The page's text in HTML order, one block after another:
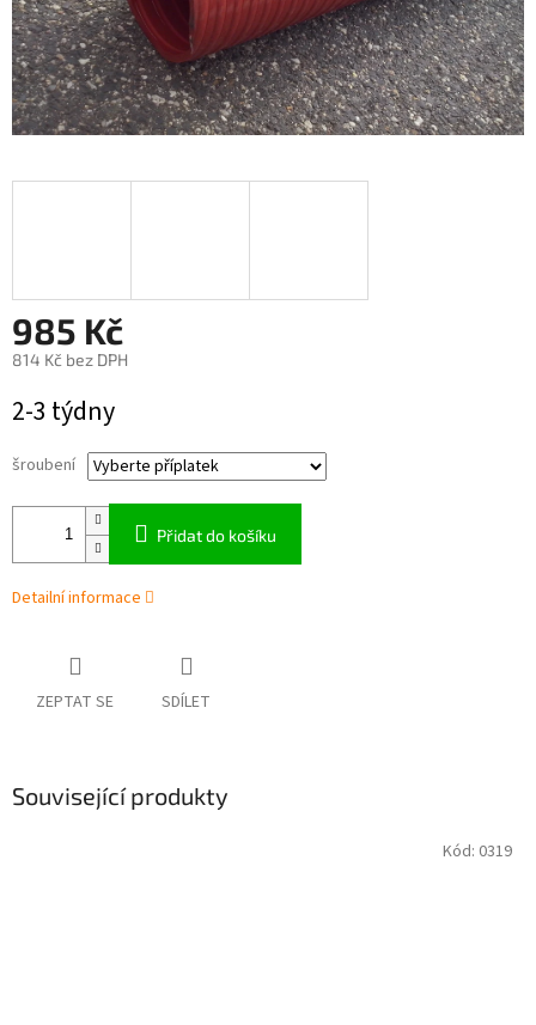
985 Kč
814 Kč bez DPH
cena:
2-3 týdny
šroubení
Přidat do košíku
Detailní informace
ZEPTAT SE SDÍLET
Související produkty
Kód: 0319